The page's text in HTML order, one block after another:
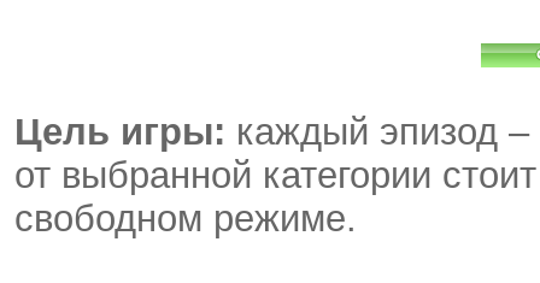
Цель игры: каждый эпизод –
от выбранной категории
свободном режиме.